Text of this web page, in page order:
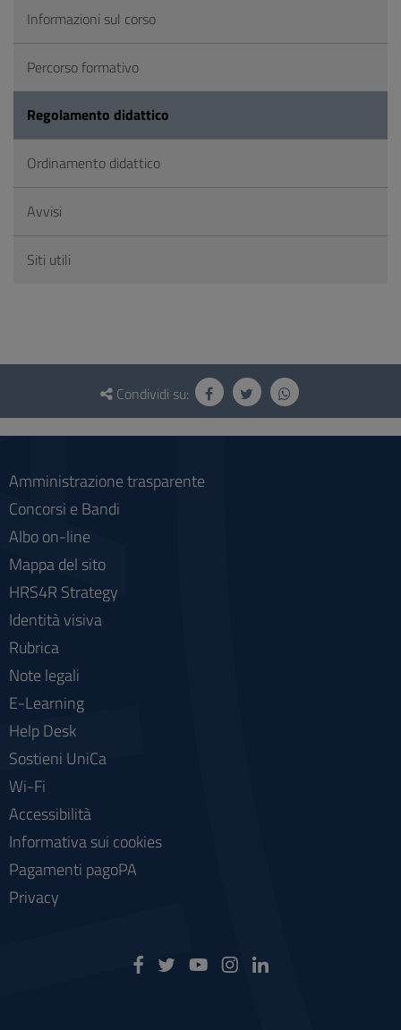
Informazioni sul corso
Percorso formativo
Regolamento didattico
Ordinamento didattico
Avvisi
Siti utili
Questionario
social
Condividi su:
Amministrazione trasparente
Concorsi e Bandi
Albo on-line
Mappa del sito
HRS4R Strategy
Identità visiva
Rubrica
Note legali
E-Learning
Help Desk
Sostieni UniCa
Wi-Fi
Accessibilità
Informativa sui cookies
Pagamenti pagoPA
Privacy